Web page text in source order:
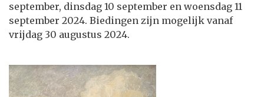
september, dinsdag 10 september en woensdag 11
september 2024. Biedingen zijn mogelijk vanaf
vrijdag 30 augustus 2024.